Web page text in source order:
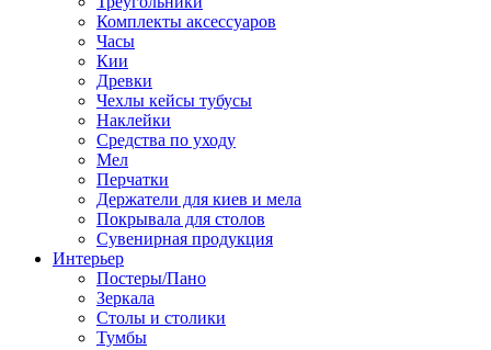
Комплекты аксессуаров
Часы
Кии
Древки
Чехлы кейсы тубусы
Наклейки
Средства по уходу
Мел
Перчатки
Держатели для киев и мела
Покрывала для столов
Сувенирная продукция
Интерьер
Постеры/Пано
Зеркала
Столы и столики
Тумбы